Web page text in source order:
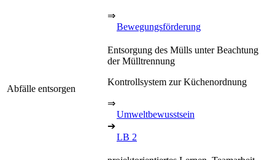
⇒
Bewegungsförderung
Abfälle entsorgen
Entsorgung des Mülls unter Beachtung
der Mülltrennung
Kontrollsystem zur Küchenordnung
⇒
Umweltbewusstsein
➔
LB 2